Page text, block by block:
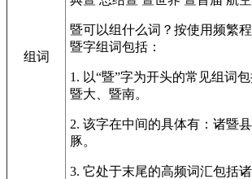
组词
暨可以组什么词？按使用频繁
暨字组词包括：
1. 以“暨”字为开头的常见组词包
暨大、暨南。
2. 该字在中间的具体有：诸暨
豚。
3. 它处于末尾的高频词汇包括